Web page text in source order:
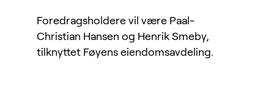
Foredragsholdere vil være Paal-
Christian Hansen og Henrik Smeby,
tilknyttet Føyens eiendomsavdeling.